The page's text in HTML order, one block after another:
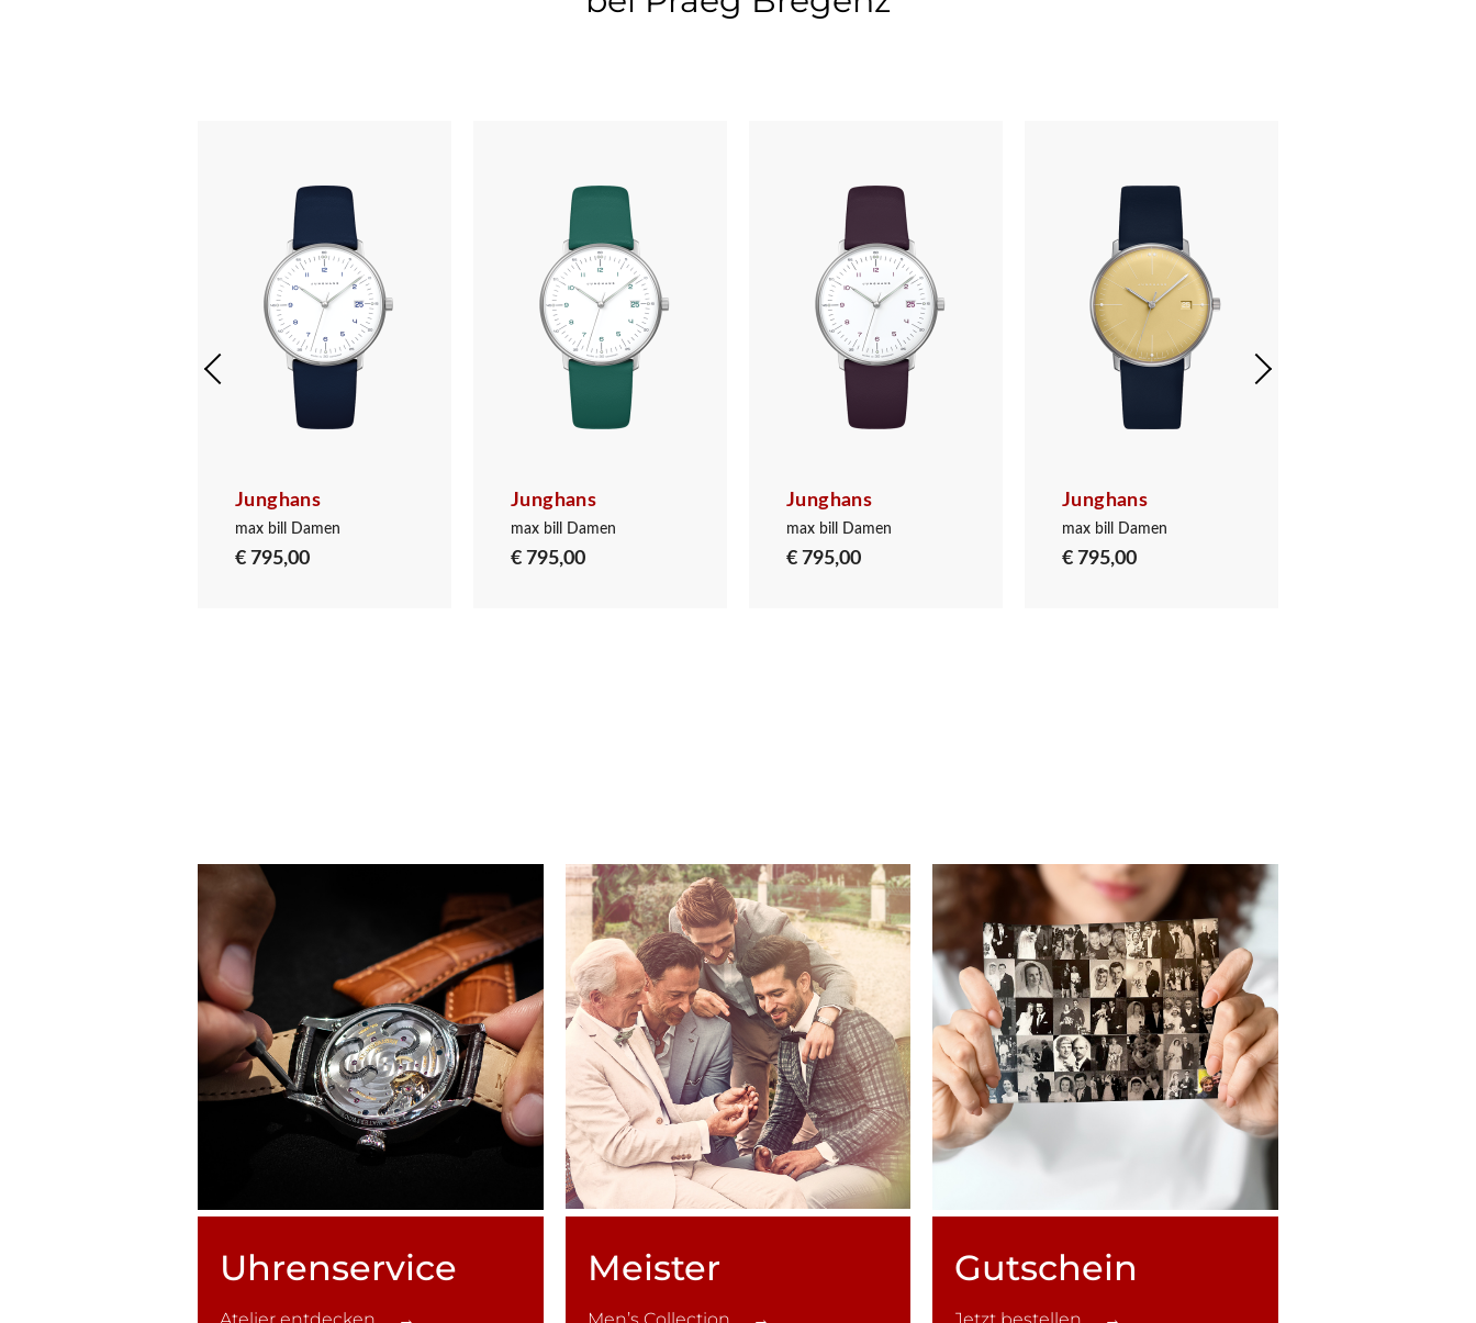
Junghans
max bill Damen
€ 795,00
Junghans
max bill Damen
€ 795,00
Junghans
max bill Damen
€ 795,00
Junghans
max bill Damen
€ 795,00
Uhren­service Meister Gutschein